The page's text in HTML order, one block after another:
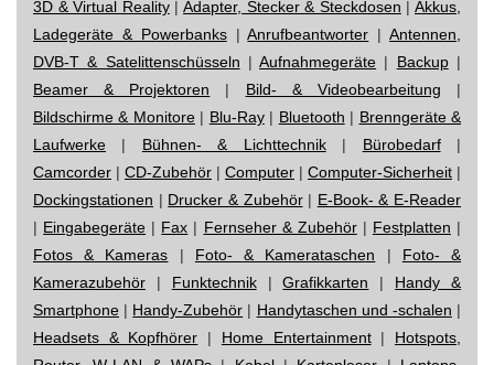
3D & Virtual Reality|Adapter, Stecker & Steckdosen |Akkus,
Ladegeräte & Powerbanks|Anrufbeantworter |Antennen,
DVB-T & Satelittenschüsseln |Aufnahmegeräte | Backup|
Beamer & Projektoren | Bild- & Videobearbeitung |
Bildschirme & Monitore| Blu-Ray| Bluetooth | Brenngeräte &
Laufwerke | Bühnen- & Lichttechnik| Bürobedarf|
Camcorder | CD-Zubehör | Computer | Computer-Sicherheit |
Dockingstationen | Drucker & Zubehör| E-Book- & E-Reader
| Eingabegeräte | Fax | Fernseher & Zubehör| Festplatten |
Fotos & Kameras | Foto- & Kamerataschen | Foto- &
Kamerazubehör | Funktechnik|Grafikkarten | Handy &
Smartphone | Handy-Zubehör | Handytaschen und -schalen |
Headsets & Kopfhörer | Home Entertainment| Hotspots,